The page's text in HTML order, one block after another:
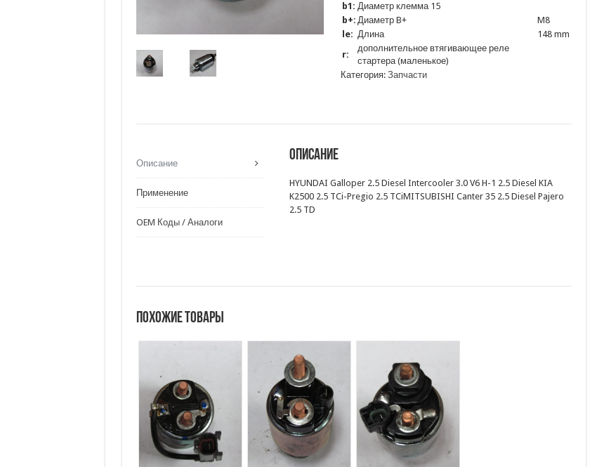
b1: Диаметр клемма 15
b+: Диаметр B+
M8
le: Длина
148 mm
r:
дополнительное втягивающее реле
стартера (маленькое)
Категория:Запчасти
Описание
Применение
OEM Коды / Аналоги
Описание
HYUNDAI Galloper 2.5 Diesel Intercooler 3.0 V6 H-1 2.5 Diesel KIA
K2500 2.5 TCi-Pregio 2.5 TCiMITSUBISHI Canter 35 2.5 Diesel Pajero
2.5 TD
Похожие товары